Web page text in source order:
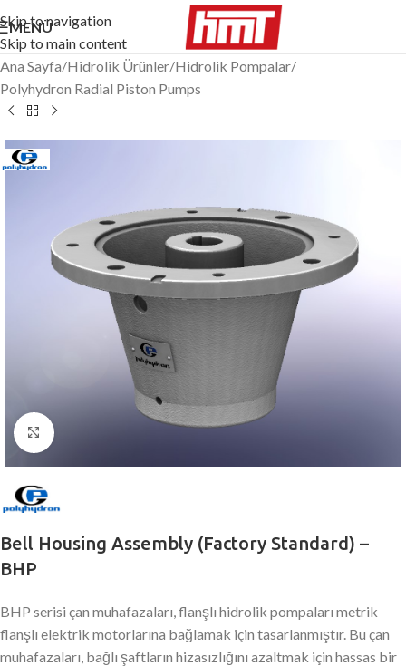
Skip to navigation
Skip to main content
MENÜ
Ana Sayfa/Hidrolik Ürünler/Hidrolik Pompalar/
Polyhydron Radial Piston Pumps
Büyütmek için tıklayın
Bell Housing Assembly (Factory Standard) –
BHP
BHP serisi çan muhafazaları, flanşlı hidrolik pompaları metrik
flanşlı elektrik motorlarına bağlamak için tasarlanmıştır. Bu çan
muhafazaları, bağlı şaftların hizasızlığını azaltmak için hassas bir